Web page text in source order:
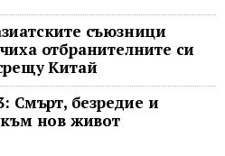
съюзници
отбранителните си
Китай
Смърт, безредие и
към нов живот